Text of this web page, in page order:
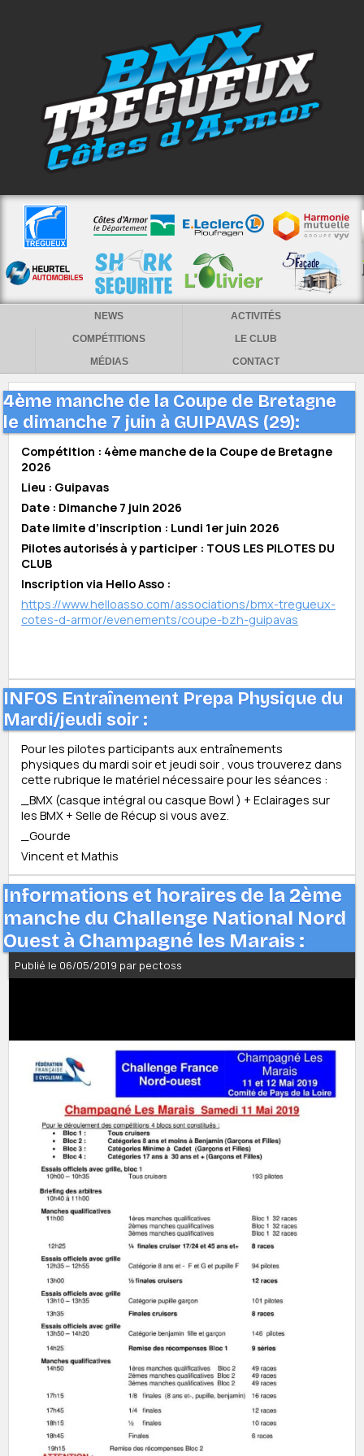
NEWS
ACTIVITÉS
COMPÉTITIONS
LE CLUB
MÉDIAS
CONTACT
4ème manche de la Coupe de Bretagne
le dimanche 7 juin à GUIPAVAS (29):
Compétition : 4ème manche de la Coupe de Bretagne
2026
Lieu : Guipavas
Date : Dimanche 7 juin 2026
Date limite d’inscription : Lundi 1er juin 2026
Pilotes autorisés à y participer : TOUS LES PILOTES DU
CLUB
Inscription via Hello Asso :
https://www.helloasso.com/associations/bmx-tregueux-
cotes-d-armor/evenements/coupe-bzh-guipavas
INFOS Entraînement Prepa Physique du
Mardi/jeudi soir :
Pour les pilotes participants aux entraînements
physiques du mardi soir et jeudi soir , vous trouverez dans
cette rubrique le matériel nécessaire pour les séances :
_BMX (casque intégral ou casque Bowl ) + Eclairages sur
les BMX + Selle de Récup si vous avez.
_Gourde
Vincent et Mathis
Informations et horaires de la 2ème
manche du Challenge National Nord
Ouest à Champagné les Marais :
Publié le 06/05/2019 par pectoss